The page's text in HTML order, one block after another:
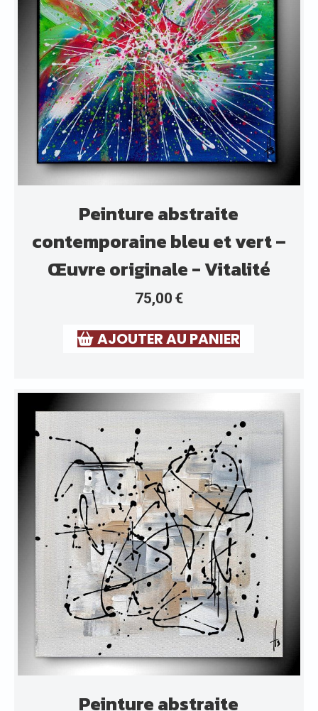
Peinture abstraite
contemporaine bleu et vert –
Œuvre originale - Vitalité
75,00 €
AJOUTER AU PANIER
Peinture abstraite